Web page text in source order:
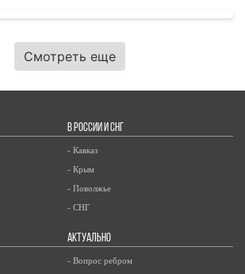
Смотреть еще
В РОССИИ И СНГ
- Кавказ
- Крым
- Поволжье
- СНГ
АКТУАЛЬНО
- Вопрос ребром